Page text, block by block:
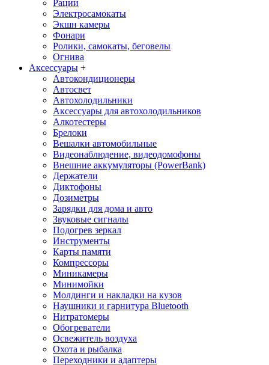
Рации
Электросамокаты
Экшн камеры
Фонари
Ролики, самокаты, беговелы
Огнива
Аксессуары +
Автокондиционеры
Aвтосвет
Автохолодильники
Аксессуары для автохолодильников
Алкотестеры
Брелоки
Вешалки автомобильные
Видеонаблюдение, видеодомофоны
Внешние аккумуляторы (PowerBank)
Держатели
Диктофоны
Дозиметры
Зарядки для дома и авто
Звуковые сигналы
Подогрев зеркал
Инструменты
Карты памяти
Компрессоры
Миникамеры
Минимойки
Молдинги и накладки на кузов
Наушники и гарнитура Bluetooth
Нитратомеры
Обогреватели
Освежитель воздуха
Охота и рыбалка
Переходники и адаптеры